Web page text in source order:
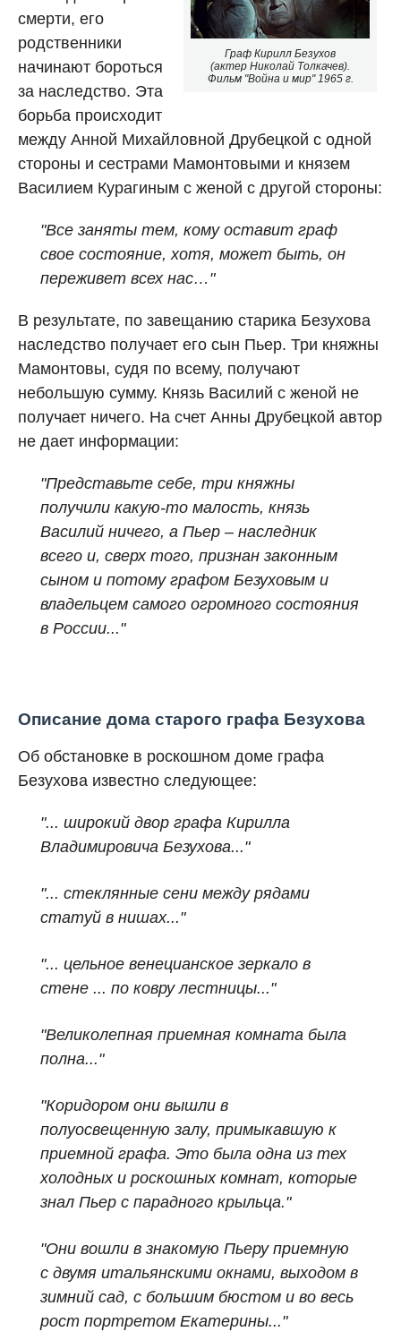
Граф Кирилл Безухов
(актер Николай Толкачев).
Фильм "Война и мир" 1965 г.
смерти, его
родственники
начинают бороться
за наследство. Эта
борьба происходит
между Анной Михайловной Друбецкой с одной
стороны и сестрами Мамонтовыми и князем
Василием Курагиным с женой с другой стороны:
"Все заняты тем, кому оставит граф
свое состояние, хотя, может быть, он
переживет всех нас…"
В результате, по завещанию старика Безухова
наследство получает его сын Пьер. Три княжны
Мамонтовы, судя по всему, получают
небольшую сумму. Князь Василий с женой не
получает ничего. На счет Анны Друбецкой автор
не дает информации:
"Представьте себе, три княжны
получили какую-то малость, князь
Василий ничего, а Пьер – наследник
всего и, сверх того, признан законным
сыном и потому графом Безуховым и
владельцем самого огромного состояния
в России..."
Описание дома старого графа Безухова
Об обстановке в роскошном доме графа
Безухова известно следующее:
"... широкий двор графа Кирилла
Владимировича Безухова..."
"... стеклянные сени между рядами
статуй в нишах..."
"... цельное венецианское зеркало в
стене ... по ковру лестницы..."
"Великолепная приемная комната была
полна..."
"Коридором они вышли в
полуосвещенную залу, примыкавшую к
приемной графа. Это была одна из тех
холодных и роскошных комнат, которые
знал Пьер с парадного крыльца."
"Они вошли в знакомую Пьеру приемную
с двумя итальянскими окнами, выходом в
зимний сад, с большим бюстом и во весь
рост портретом Екатерины..."